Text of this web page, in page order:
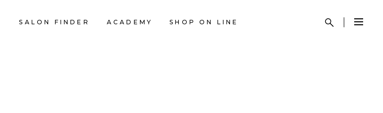
SALON FINDER ACADEMY SHOP ON LINE